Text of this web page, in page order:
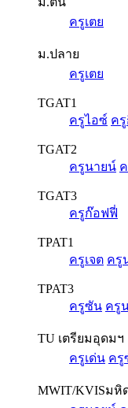
ครูเตย
ม.ปลาย
ครูเตย
TGAT1
ครูไอซ์ ค
TGAT2
ครูนายน์
TGAT3
ครูก๊อฟฟี่
TPAT1
ครูเจต ครู
TPAT3
ครูซัน ครู
TU เตรียมอุดมฯ
ครูเด่น ครู
MWIT/KVISมหิ